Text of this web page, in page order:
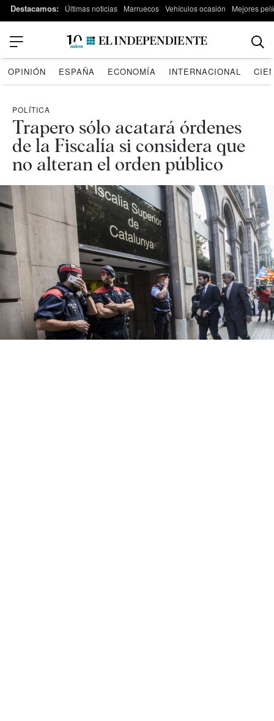
Destacamos: Últimas noticias Marruecos Vehículos ocasión Mejores
OPINIÓN ESPAÑA ECONOMÍA INTERNACIONAL
POLÍTICA
Trapero sólo acatará órdenes
de la Fiscalía si considera que
no alteran el orden público